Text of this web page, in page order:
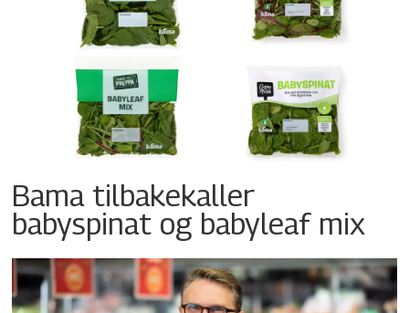
Bama tilbakekaller
babyspinat og babyleaf mix